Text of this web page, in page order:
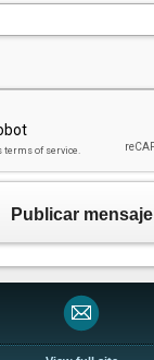
Publicar mensaje